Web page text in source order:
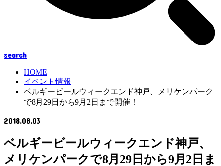
search
HOME
イベント情報
ベルギービールウィークエンド神戸、メリケンパーク
で8月29日から9月2日まで開催！
2018.08.03
ベルギービールウィークエンド神戸、
メリケンパークで8月29日から9月2日ま